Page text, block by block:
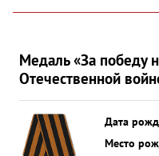
Медаль «За победу
Отечественной
Дата
Место